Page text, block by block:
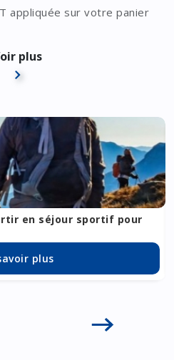
appliquée sur votre panier
plus
en séjour sportif pour
plus